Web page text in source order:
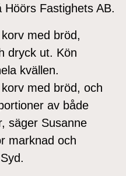
Fastighets AB.
med bröd,
dryck ut. Kön
kvällen.
med bröd, och
av både
säger Susanne
marknad och